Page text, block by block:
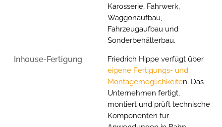
Karosserie, Fahrwerk,
Waggonaufbau,
Fahrzeugaufbau und
Sonderbehälterbau.
Inhouse-Fertigung
Friedrich Hippe verfügt über
eigene Fertigungs- und
Montagemöglichkeiten. Das
Unternehmen fertigt,
montiert und prüft technische
Komponenten für
Um Inhalte von Videoplattformen und Social Media
Plattformen anzeigen zu können, werden von diesen
externen Medien Cookies gesetzt.
YouTube